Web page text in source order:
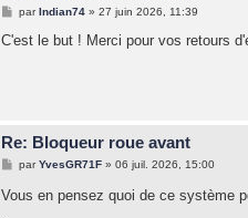
M
s
parIndian74» 27 juin 2026, 11:39
C'est le but ! Merci pour vos retours
Re: Bloqueur roue avant
M
s
parYvesGR71F» 06 juil. 2026, 15:00
Vous en pensez quoi de ce système